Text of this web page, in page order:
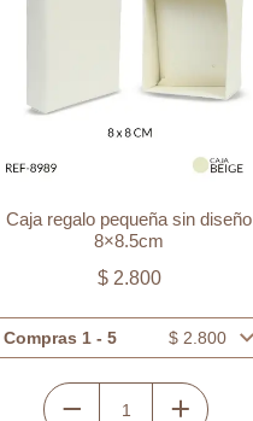
Caja regalo pequeña sin diseño
8×8.5cm
$2.800
Compras 1 - 5 $2.800